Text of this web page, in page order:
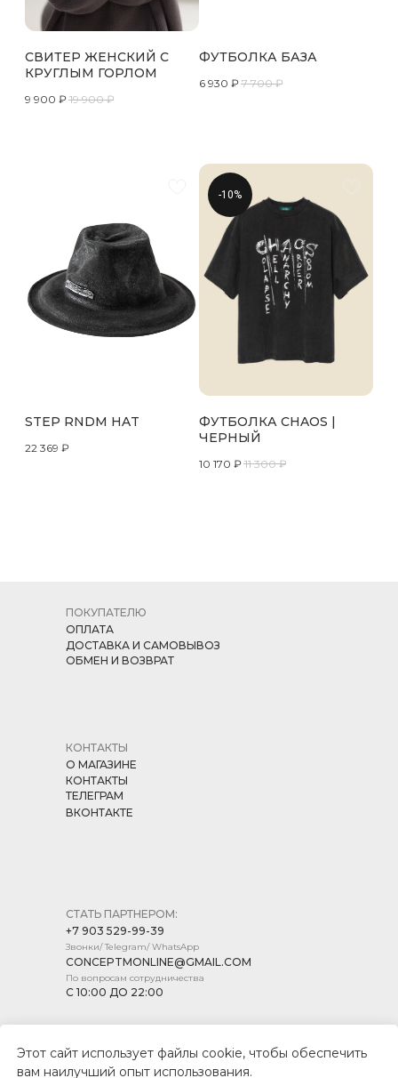
СВИТЕР ЖЕНСКИЙ С
КРУГЛЫМ ГОРЛОМ
9 900 ₽ 19 900 ₽
ФУТБОЛКА БАЗА
6 930 ₽ 7 700 ₽
STEP RNDM HAT
22 369 ₽
-10%
ФУТБОЛКА CHAOS |
ЧЕРНЫЙ
10 170 ₽ 11 300 ₽
СТАТЬ ПАРТНЕРОМ:
+7 903 529-99-39
Звонки/ Telegram/ WhatsApp
CONCEPTMONLINE@GMAIL.COM
По вопросам сотрудничества
С 10:00 ДО 22:00
КОНТАКТЫ
О МАГАЗИНЕ
КОНТАКТЫ
ТЕЛЕГРАМ
ВКОНТАКТЕ
ПОКУПАТЕЛЮ
ОПЛАТА
ДОСТАВКА И САМОВЫВОЗ
ОБМЕН И ВОЗВРАТ
Этот сайт использует файлы cookie, чтобы обеспечить
вам наилучший опыт использования.